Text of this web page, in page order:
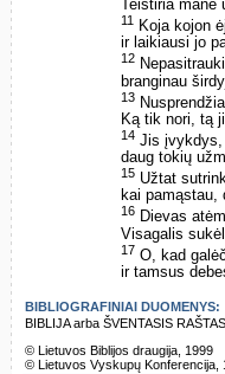
Teištiria
11
Koja kojon
ir laikiausi jo
12
branginau
13
Ką tik nori, tą
14 Jis įvykdys,
daug tokių
15 Užtat
kai pamąstau,
16 Dievas
Visagalis
17 O, kad
ir tamsus
BIBLIOGRAFINIAI DUOMENYS:
BIBLIJA arba ŠVENTASIS
© Lietuvos Biblijos draugija, 1999
© Lietuvos Vyskupų Konferencija,